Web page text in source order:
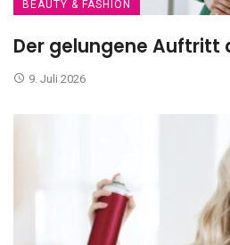
BEAUTY & FASHION
Der gelungene Auftritt
9. Juli 2026